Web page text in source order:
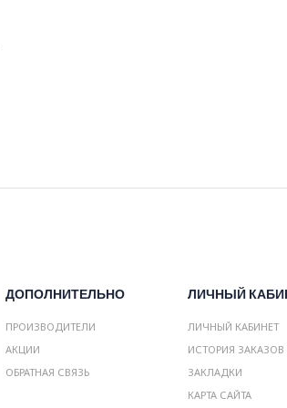
ДОПОЛНИТЕЛЬНО
ПРОИЗВОДИТЕЛИ
АКЦИИ
ОБРАТНАЯ СВЯЗЬ
ЛИЧНЫЙ
ЛИЧНЫЙ КАБИНЕТ
ИСТОРИЯ ЗАКАЗОВ
ЗАКЛАДКИ
КАРТА САЙТА